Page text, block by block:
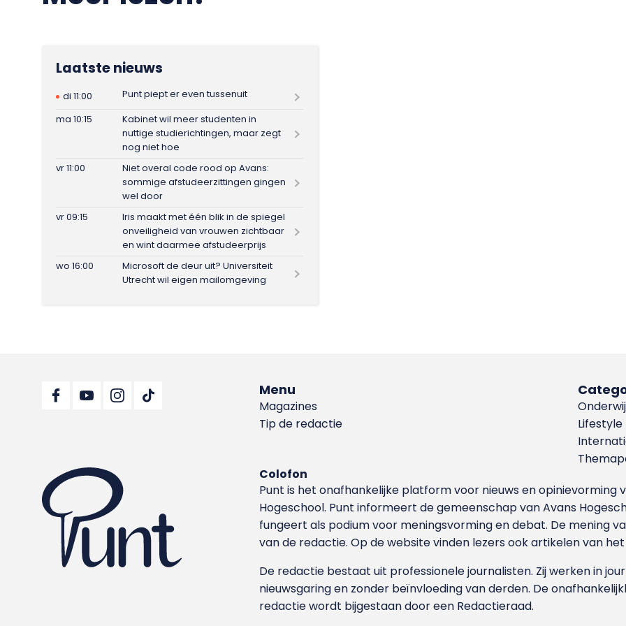
Laatste nieuws
di 11:00
Punt piept er even tussenuit
ma 10:15
Kabinet wil meer studenten in
nuttige studierichtingen, maar zegt
nog niet hoe
vr 11:00
Niet overal code rood op Avans:
sommige afstudeerzittingen gingen
wel door
vr 09:15
Iris maakt met één blik in de spiegel
onveiligheid van vrouwen zichtbaar
en wint daarmee afstudeerprijs
wo 16:00
Microsoft de deur uit? Universiteit
Utrecht wil eigen mailomgeving
Menu
Magazines
Tip de redactie
Lifestyle
Colofon
Punt is het onafhankelijke platform voor nieuws en
Hoge­school. Punt informeert de gemeenschap van Avans
fungeert als podium voor meningsvorming en debat. De mening
van de redactie. Op de website vinden lezers ook artikelen van
De redactie bestaat uit professionele journalisten. Zij werken in
nieuwsgaring en zonder beïnvloeding van derden. De
redactie wordt bijgestaan door een Redactieraad.